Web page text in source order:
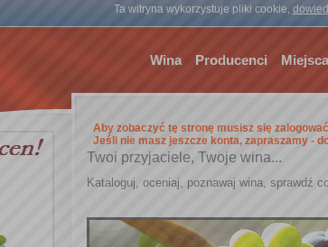
Ta witryna wykorzystuje pliki cookie,
Wina Producenci
Aby zobaczyć tę stronę musisz się
Jeśli nie masz jeszcze konta, zapraszamy -
Twoi przyjaciele, Twoje wina...
Kataloguj, oceniaj, poznawaj wina, sprawdź